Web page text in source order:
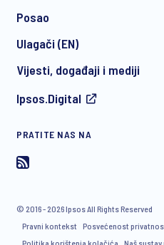
communication about
withdraw your consent at
Posao
Ulagači (EN)
Vijesti, događaji i mediji
Ipsos.Digital
PRATITE NAS NA
© 2016 - 2026 Ipsos All Rights Reserved
Pravni kontekst Posvećenost